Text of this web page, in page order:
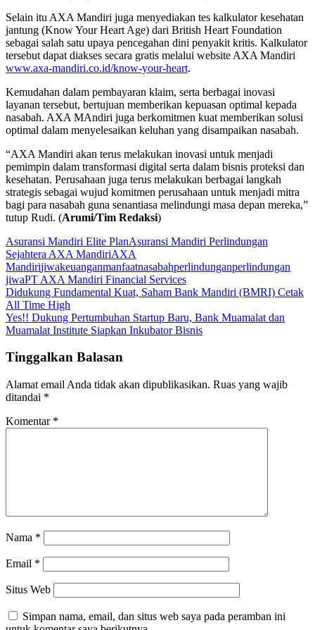
Selain itu AXA Mandiri juga menyediakan tes kalkulator kesehatan
jantung (Know Your Heart Age) dari British Heart Foundation
sebagai salah satu upaya pencegahan dini penyakit kritis. Kalkulator
tersebut dapat diakses secara gratis melalui website AXA Mandiri
www.axa-mandiri.co.id/know-your-heart.
Kemudahan dalam pembayaran klaim, serta berbagai inovasi
layanan tersebut, bertujuan memberikan kepuasan optimal kepada
nasabah. AXA MAndiri juga berkomitmen kuat memberikan solusi
optimal dalam menyelesaikan keluhan yang disampaikan nasabah.
“AXA Mandiri akan terus melakukan inovasi untuk menjadi
pemimpin dalam transformasi digital serta dalam bisnis proteksi dan
kesehatan. Perusahaan juga terus melakukan berbagai langkah
strategis sebagai wujud komitmen perusahaan untuk menjadi mitra
bagi para nasabah guna senantiasa melindungi masa depan mereka,”
tutup Rudi. (Arumi/Tim Redaksi)
Asuransi Mandiri Elite PlanAsuransi Mandiri Perlindungan
Sejahtera AXA MandiriAXA
Mandirijiwakeuanganmanfaatnasabahperlindunganperlindungan
jiwaPT AXA Mandiri Financial Services
Navigasi
pos
Didukung Fundamental Kuat, Saham Bank Mandiri (BMRI) Cetak
All Time High
Yes!! Dukung Pertumbuhan Startup Baru, Bank Muamalat dan
Muamalat Institute Siapkan Inkubator Bisnis
Tinggalkan Balasan
Alamat email Anda tidak akan dipublikasikan. Ruas yang wajib
ditandai *
Komentar *
Nama *
Email *
Situs Web
Simpan nama, email, dan situs web saya pada peramban ini